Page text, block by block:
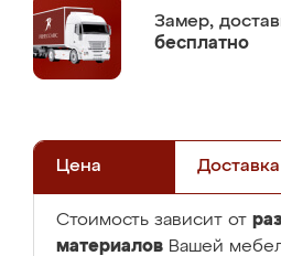
Замер,
бесплатно
Цена Доставка
Стоимость зависит от
материалов Вашей